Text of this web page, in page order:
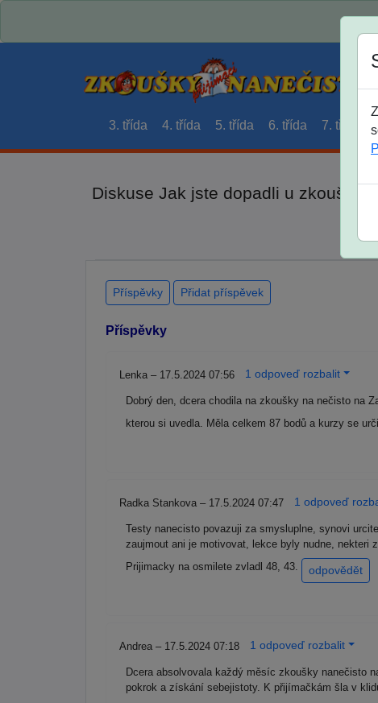
3. třída 4. třída 5. třída 6. třída 7. třída
Diskuse Jak jste dopadli u zkoušek
Příspěvky Přidat příspěvek
Příspěvky
Lenka – 17.5.2024 07:56 1 odpoveď rozbalit
Dobrý den, dcera chodila na zkoušky na nečisto na
kterou si uvedla. Měla celkem 87 bodů a kurzy se
Radka Stankova – 17.5.2024 07:47 1 odpoveď
Testy nanecisto povazuji za smysluplne, synovi
zaujmout ani je motivovat, lekce byly nudne,
Prijimacky na osmilete zvladl 48, 43.
odpovědět
Andrea – 17.5.2024 07:18 1 odpoveď rozbalit
Dcera absolvovala každý měsíc zkoušky nanečisto
pokrok a získání sebejistoty. K přijímačkám šla v